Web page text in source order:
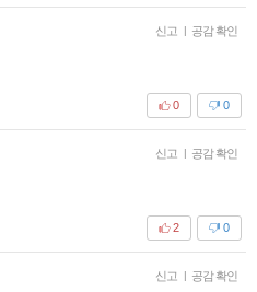
신고 | 공감 확인
0
0
신고 | 공감 확인
0
2
신고 | 공감 확인